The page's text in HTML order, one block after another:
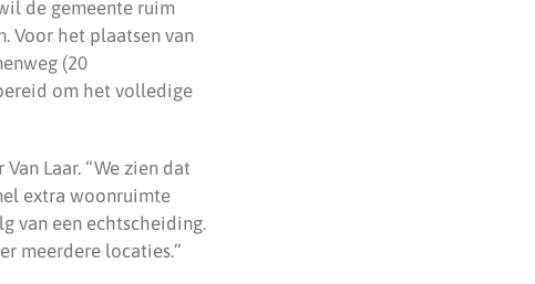
de gemeente ruim
Voor het plaatsen van
(20
om het volledige
Laar. “We zien dat
extra woonruimte
van een echtscheiding.
meerdere locaties.”